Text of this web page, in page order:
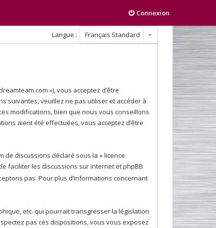
Connexion
Langue :
»), vous acceptez d’être
suivantes, veuillez ne pas utiliser et accéder à
modifications, bien que nous vous conseillons
aient été effectuées, vous acceptez d’être
de discussions déclaré sous la «licence
faciliter les discussions sur internet et phpBB
pas. Pour plus d’informations concernant
etc. qui pourrait transgresser la législation
pas ces dispositions, vous vous exposez